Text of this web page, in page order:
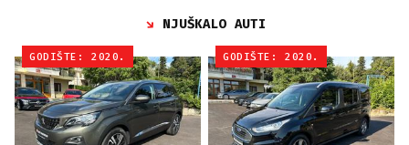
NJUŠKALO AUTI
GODIŠTE: 2020. GODIŠTE: 2020.